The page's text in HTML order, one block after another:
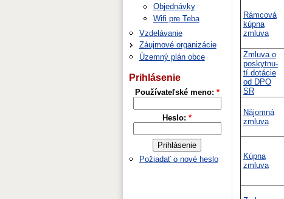
Rámcová
kúpna
zmluva
Zmluva o
poskytnu-
tí dotácie
od DPO
SR
Nájomná
zmluva
Kúpna
zmluva
Objednávky
Wifi pre Teba
Vzdelávanie
Záujmové organizácie
Územný plán obce
Prihlásenie
Používateľské meno: *
Heslo: *
Požiadať o nové heslo